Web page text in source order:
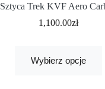
Sztyca Trek KVF Aero
1,100.00zł
Wybierz opcje